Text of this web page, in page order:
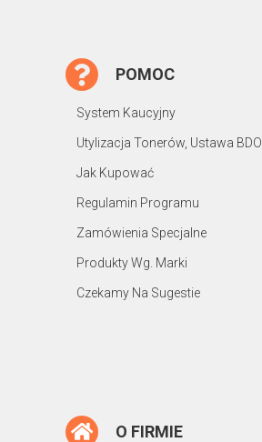
POMOC
System Kaucyjny
Utylizacja Tonerów, Ustawa BDO
Jak Kupować
Regulamin Programu
Zamówienia Specjalne
Produkty Wg. Marki
Czekamy Na Sugestie
O FIRMIE